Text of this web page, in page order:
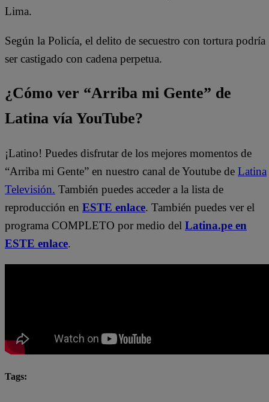
Lima.
Según la Policía, el delito de secuestro con tortura podría
ser castigado con cadena perpetua.
¿Cómo ver “Arriba mi Gente” de
Latina vía YouTube?
¡Latino! Puedes disfrutar de los mejores momentos de
“Arriba mi Gente” en nuestro canal de Youtube de Latina
Televisión. También puedes acceder a la lista de
reproducción en ESTE enlace. También puedes ver el
programa COMPLETO por medio del Latina.pe en
ESTE enlace.
Tags: